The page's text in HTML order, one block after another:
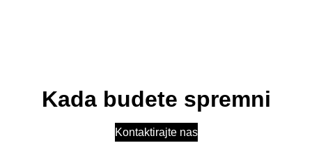
Kada budete spremni
Kontaktirajte nas